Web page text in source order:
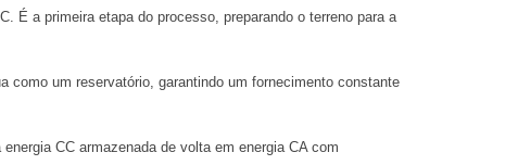
É a primeira etapa do processo, preparando o terreno para a
um reservatório, garantindo um fornecimento constante
CC armazenada de volta em energia CA com